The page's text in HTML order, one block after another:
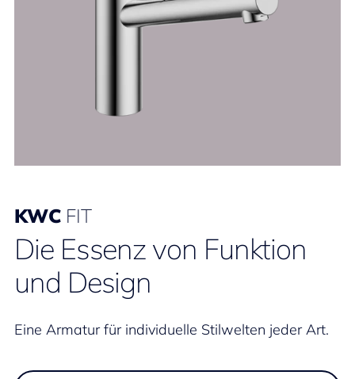
KWC FIT
Die Essenz von Funktion
und Design
Eine Armatur für individuelle Stilwelten jeder Art.